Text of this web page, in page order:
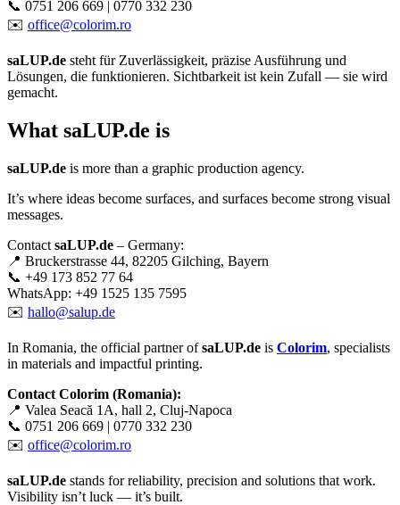
📞 0751 206 669 | 0770 332 230
✉️ office@colorim.ro
saLUP.de steht für Zuverlässigkeit, präzise Ausführung und
Lösungen, die funktionieren. Sichtbarkeit ist kein Zufall — sie wird
gemacht.
What saLUP.de is
saLUP.de is more than a graphic production agency.
It’s where ideas become surfaces, and surfaces become strong visual
messages.
Contact saLUP.de – Germany:
📍 Bruckerstrasse 44, 82205 Gilching, Bayern
📞 +49 173 852 77 64
WhatsApp: +49 1525 135 7595
✉️ hallo@salup.de
In Romania, the official partner ofsaLUP.de is Colorim, specialists
in materials and impactful printing.
Contact Colorim (Romania):
📍 Valea Seacă 1A, hall 2, Cluj-Napoca
📞 0751 206 669 | 0770 332 230
✉️ office@colorim.ro
saLUP.de stands for reliability, precision and solutions that work.
Visibility isn’t luck — it’s built.